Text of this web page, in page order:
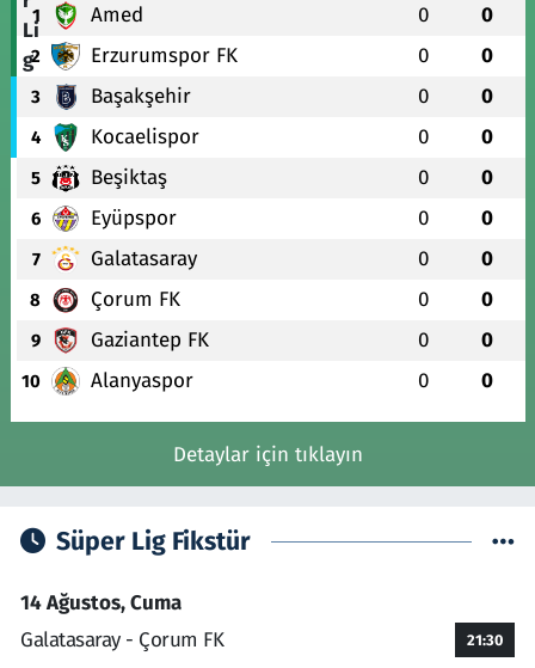
1 Amed 0 0
2 Erzurumspor FK 0 0
3 Başakşehir 0 0
4 Kocaelispor 0 0
5 Beşiktaş 0 0
6 Eyüpspor 0 0
7 Galatasaray 0 0
8 Çorum FK 0 0
9 Gaziantep FK 0 0
10 Alanyaspor 0 0
Detaylar için tıklayın
Süper Lig Fikstür
14 Ağustos, Cuma
Galatasaray - Çorum FK
21:30